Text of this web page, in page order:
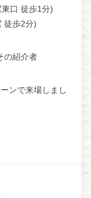
口 徒歩1分)
徒歩2分)
の紹介者
ンで来場しまし